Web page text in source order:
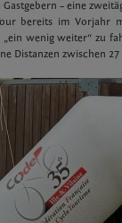
– eine
bereits im Vorjahr
„ein wenig weiter“ zu
Distanzen zwischen